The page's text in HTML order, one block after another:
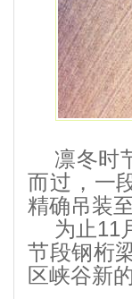
凛冬时
而过，一
精确吊装
为止11
节段钢桁
区峡谷新